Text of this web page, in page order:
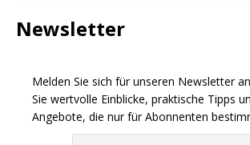
Newsletter
Melden Sie sich für unseren Newsletter
Sie wertvolle Einblicke, praktische Tipps
Angebote, die nur für Abonnenten